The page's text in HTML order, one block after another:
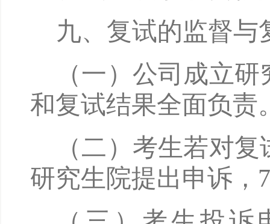
九、复试的监督与
（一）公司成立
和复试结果全面负责
（二）考生若对
研究生院提出申诉，